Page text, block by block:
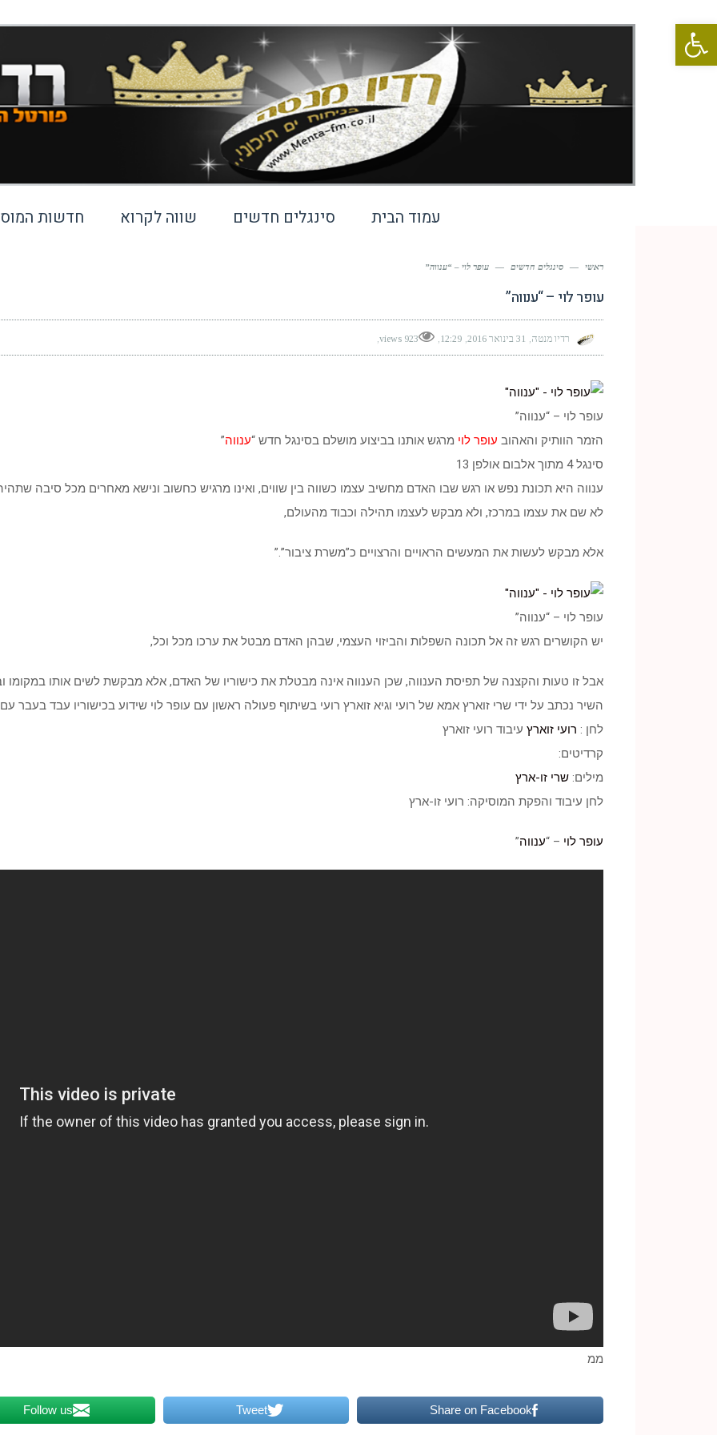
פתח סרגל נגישות
עמוד הבית סינגלים חדשים שווה לקרוא חדשות
ראשי — סינגלים חדשים — עופר לוי – “ענווה”
עופר לוי – “ענווה”
רדיו מנטה 31 בינואר 2016 12:29
923 views
עופר לוי – “ענווה”
הזמר הוותיק והאהוב עופר לוי מרגש אותנו בביצוע מושלם בסינגל חדש “ענווה”
סינגל 4 מתוך אלבום אולפן 13
ענווה היא תכונת נפש או רגש שבו האדם מחשיב עצמו כשווה בין שווים, ואינו מרגיש כחשוב ונישא מאחרים מכל סיבה
לא שם את עצמו במרכז, ולא מבקש לעצמו תהילה וכבוד מהעולם,
אלא מבקש לעשות את המעשים הראויים והרצויים כ”משרת ציבור”.”
עופר לוי – “ענווה”
יש הקושרים רגש זה אל תכונה השפלות והביזוי העצמי, שבהן האדם מבטל את ערכו מכל וכל,
אבל זו טעות והקצנה של תפיסת הענווה, שכן הענווה אינה מבטלת את כישוריו של האדם, אלא מבקשת לשים אותו במקומו
השיר נכתב על ידי שרי זוארץ אמא של רועי וגיא זוארץ רועי בשיתוף פעולה ראשון עם עופר לוי שידוע בכישוריו עבד בעבר
לחן : רועי זוארץ עיבוד רועי זוארץ
קרדיטים:
מילים: שרי זו-ארץ
לחן עיבוד והפקת המוסיקה: רועי זו-ארץ
עופר לוי – “ענווה”
ממ
Share on Facebook
Tweet
Follow us